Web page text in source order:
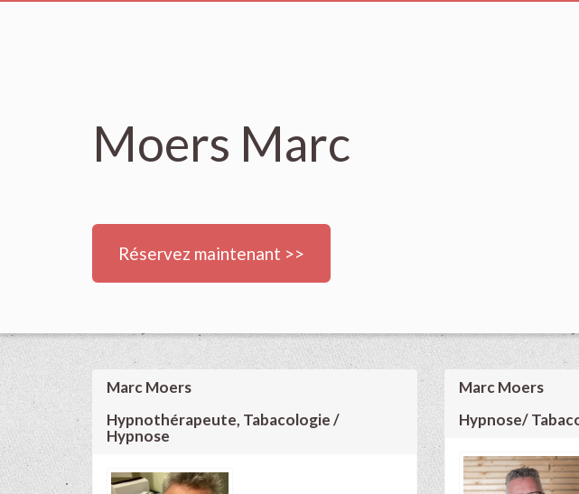
Moers Marc
Réservez maintenant >>
Marc Moers
Hypnothérapeute, Tabacologie /
Hypnose
Marc Moers
Hypnose/